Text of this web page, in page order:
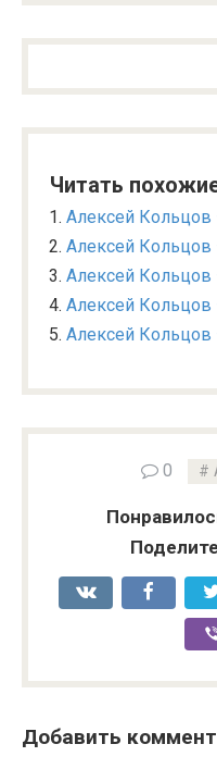
Читать
Алексей
Алексей
Алексей
Алексей
Алексей
0
Добавить